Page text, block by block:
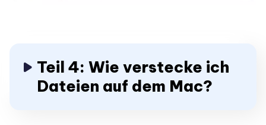
Teil 4: Wie verstecke ich
Dateien auf dem Mac?